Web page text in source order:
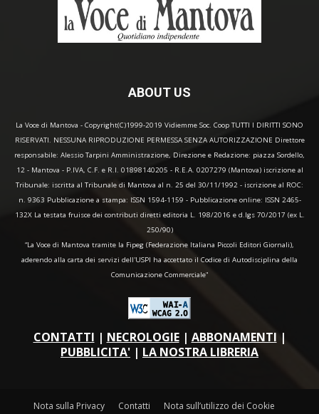
ABOUT US
La Voce di Mantova - Copyright(C)1999-2019 Vidiemme Soc. Coop TUTTI I DIRITTI SONO
RISERVATI. NESSUNA RIPRODUZIONE PERMESSA SENZA AUTORIZZAZIONE Direttore
responsabile: Alessio Tarpini Amministrazione, Direzione e Redazione: piazza Sordello,
12 - Mantova - P.IVA, C.F. e R.I. 01898140205 - R.E.A. 0207279 (Mantova) iscrizione al
Tribunale: iscritta al Tribunale di Mantova al n. 25 del 30/11/1992 - iscrizione al ROC:
n. 9363 Pubblicazione a stampa: ISSN 1594-1159 - Pubblicazione online: ISSN 2465-
132X La testata fruisce dei contributi diretti editoria L. 198/2016 e d.lgs 70/2017 (ex L.
250/90)
“La Voce di Mantova tramite la Fipeg (Federazione Italiana Piccoli Editori Giornali),
aderendo alla carta dei servizi dell'USPI ha accettato il Codice di Autodisciplina della
Comunicazione Commerciale"
CONTATTI | NECROLOGIE| ABBONAMENTI |
PUBBLICITA' | LA NOSTRA LIBRERIA
Nota sulla Privacy Contatti Nota sull’utilizzo dei Cookie